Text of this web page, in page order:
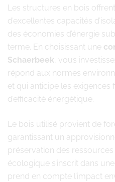
Les structures en bois
d’excellentes capacités
des économies d’énergie
terme. En choisissant une
Schaerbeek , vous
répond aux normes
et qui anticipe les exigences
d’efficacité énergétique.
Le bois utilisé provient de
garantissant un
préservation des
écologique s’inscrit dans
prend en compte l’impact